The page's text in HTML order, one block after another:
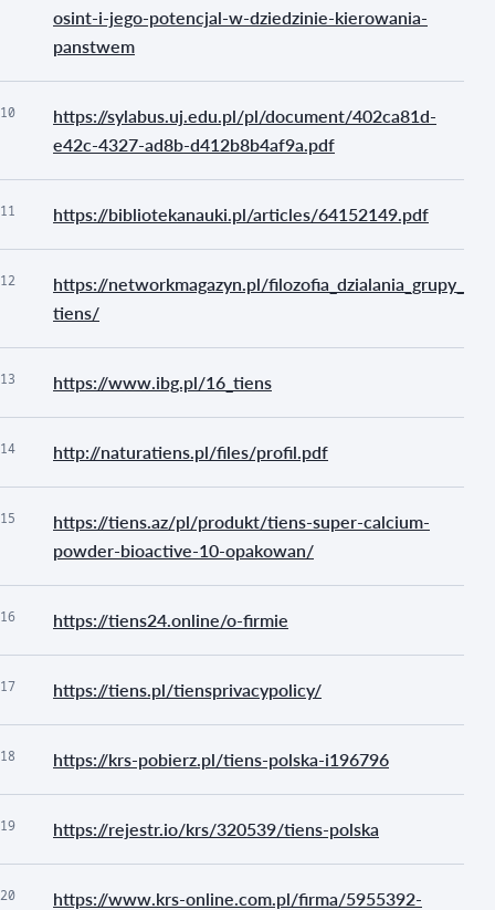
osint-i-jego-potencjal-w-dziedzinie-kierowania-
panstwem
10
https://sylabus.uj.edu.pl/pl/document/402ca81d-
e42c-4327-ad8b-d412b8b4af9a.pdf
11 https://bibliotekanauki.pl/articles/64152149.pdf
12
https://networkmagazyn.pl/filozofia_dzialania_grupy_
tiens/
13 https://www.ibg.pl/16_tiens
14 http://naturatiens.pl/files/profil.pdf
15
https://tiens.az/pl/produkt/tiens-super-calcium-
powder-bioactive-10-opakowan/
16 https://tiens24.online/o-firmie
17 https://tiens.pl/tiensprivacypolicy/
18 https://krs-pobierz.pl/tiens-polska-i196796
19 https://rejestr.io/krs/320539/tiens-polska
20
https://www.krs-online.com.pl/firma/5955392-